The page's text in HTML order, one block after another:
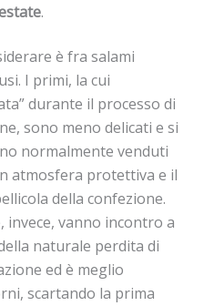
.
è fra salami
I primi, la cui
durante il processo di
sono meno delicati e si
normalmente venduti
atmosfera protettiva e il
della confezione.
invece, vanno incontro a
naturale perdita di
ed è meglio
scartando la prima